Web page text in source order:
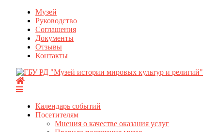
Перейти
содержимому
Музей
Руководство
Соглашения
Документы
Отзывы
Контакты
Календарь событий
Посетителям
Мнения о качестве оказания услуг